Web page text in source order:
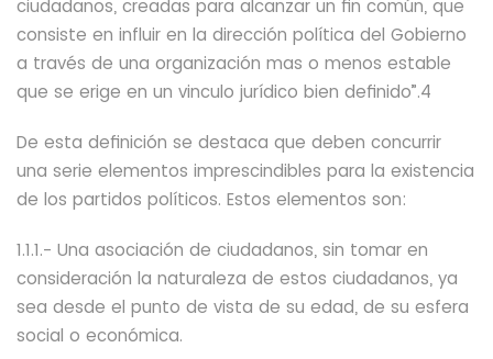
ciudadanos, creadas para alcanzar un fin común, que
consiste en influir en la dirección política del Gobierno
a través de una organización mas o menos estable
que se erige en un vinculo jurídico bien definido”.4
De esta definición se destaca que deben concurrir
una serie elementos imprescindibles para la existencia
de los partidos políticos. Estos elementos son:
1.1.1.- Una asociación de ciudadanos, sin tomar en
consideración la naturaleza de estos ciudadanos, ya
sea desde el punto de vista de su edad, de su esfera
social o económica.